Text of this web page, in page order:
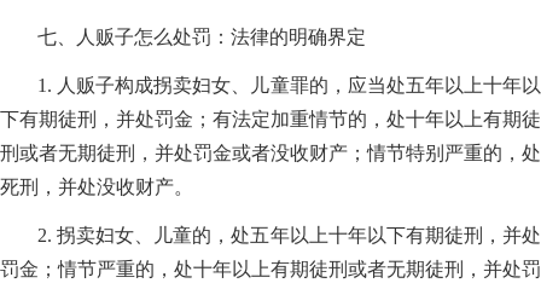
七、人贩子怎么处罚：法律的明确界定
1. 人贩子构成拐卖妇女、儿童罪的，应当处五年以上十年以
下有期徒刑，并处罚金；有法定加重情节的，处十年以上有期徒
刑或者无期徒刑，并处罚金或者没收财产；情节特别严重的，处
死刑，并处没收财产。
2. 拐卖妇女、儿童的，处五年以上十年以下有期徒刑，并处
罚金；情节严重的，处十年以上有期徒刑或者无期徒刑，并处罚